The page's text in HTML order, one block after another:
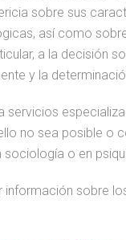
sobre sus
así como
a la decisión
y la
servicios
no sea posible o
sociología o en
información sobre